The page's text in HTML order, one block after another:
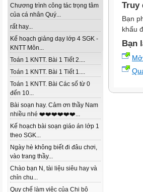
Chương trình công tác trọng tâm
của cá nhân Quý...
rất hay...
Kế hoạch giảng dạy lớp 4 SGK -
KNTT Môn...
Toán 1 KNTT. Bài 1 Tiết 2....
Toán 1 KNTT. Bài 1 Tiết 1....
Toán 1 KNTT. Bài Các số từ 0
đến 10...
Bài soạn hay. Cảm ơn thầy Nam
nhiều nhé ❤️❤️❤️❤️❤️❤️...
Kế hoạch bài soạn giáo án lớp 1
theo SGK...
Ngày hè không biết đi đâu chơi,
vào trang thầy...
Chào bạn N, tài liệu siêu hay và
chỉn chu...
Quy chế làm việc của Chi bộ
Truy
Bạn
khẩu
Bạn